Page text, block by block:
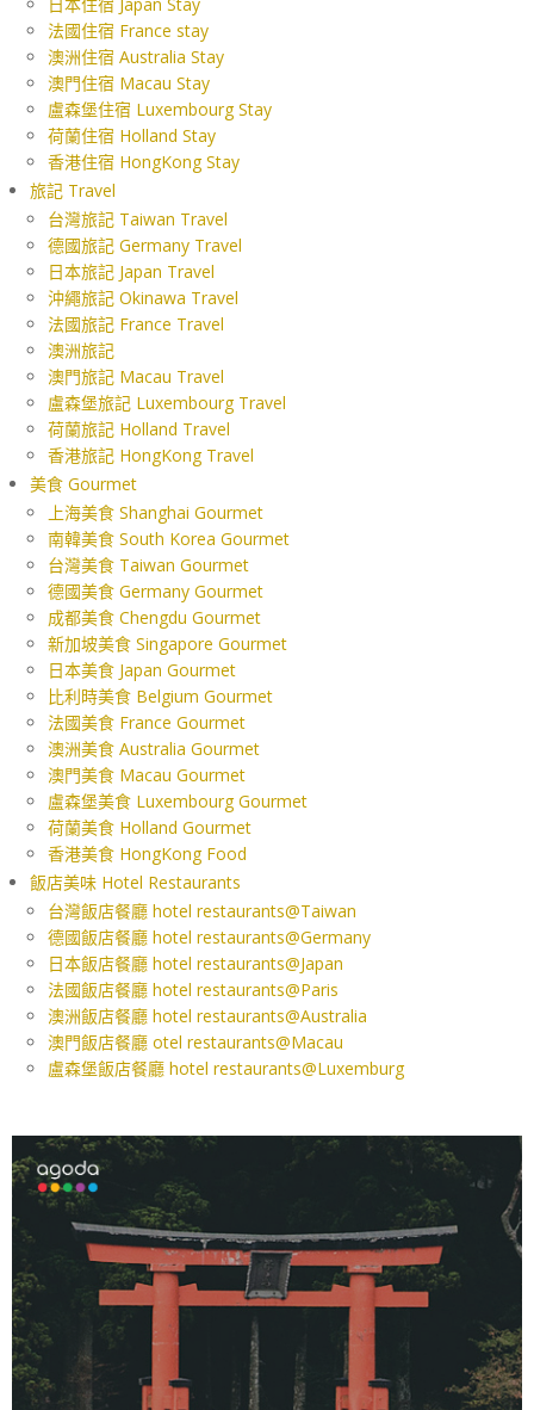
法國住宿 France stay
澳洲住宿 Australia Stay
澳門住宿 Macau Stay
盧森堡住宿 Luxembourg Stay
荷蘭住宿 Holland Stay
香港住宿 HongKong Stay
旅記 Travel
台灣旅記 Taiwan Travel
德國旅記 Germany Travel
日本旅記 Japan Travel
沖繩旅記 Okinawa Travel
法國旅記 France Travel
澳洲旅記
澳門旅記 Macau Travel
盧森堡旅記 Luxembourg Travel
荷蘭旅記 Holland Travel
香港旅記 HongKong Travel
美食 Gourmet
上海美食 Shanghai Gourmet
南韓美食 South Korea Gourmet
台灣美食 Taiwan Gourmet
德國美食 Germany Gourmet
成都美食 Chengdu Gourmet
新加坡美食 Singapore Gourmet
日本美食 Japan Gourmet
比利時美食 Belgium Gourmet
法國美食 France Gourmet
澳洲美食 Australia Gourmet
澳門美食 Macau Gourmet
盧森堡美食 Luxembourg Gourmet
荷蘭美食 Holland Gourmet
香港美食 HongKong Food
飯店美味 Hotel Restaurants
台灣飯店餐廳 hotel restaurants@Taiwan
德國飯店餐廳 hotel restaurants@Germany
日本飯店餐廳 hotel restaurants@Japan
法國飯店餐廳 hotel restaurants@Paris
澳洲飯店餐廳 hotel restaurants@Australia
澳門飯店餐廳 otel restaurants@Macau
盧森堡飯店餐廳 hotel restaurants@Luxemburg